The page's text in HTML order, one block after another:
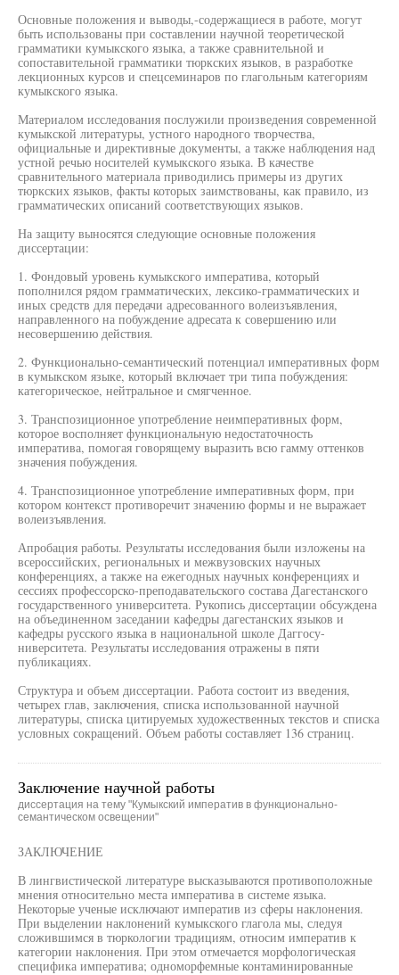
Основные положения и выводы,-содержащиеся в работе, могут
быть использованы при составлении научной теоретической
грамматики кумыкского языка, а также сравнительной и
сопоставительной грамматики тюркских языков, в разработке
лекционных курсов и спецсеминаров по глагольным категориям
кумыкского языка.
Материалом исследования послужили произведения современной
кумыкской литературы, устного народного творчества,
официальные и директивные документы, а также наблюдения над
устной речью носителей кумыкского языка. В качестве
сравнительного материала приводились примеры из других
тюркских языков, факты которых заимствованы, как правило, из
грамматических описаний соответствующих языков.
На защиту выносятся следующие основные положения
диссертации:
1. Фондовый уровень кумыкского императива, который
пополнился рядом грамматических, лексико-грамматических и
иных средств для передачи адресованного волеизъявления,
направленного на побуждение адресата к совершению или
несовершению действия.
2. Функционально-семантический потенциал императивных форм
в кумыкском языке, который включает три типа побуждения:
категорическое, нейтральное и смягченное.
3. Транспозиционное употребление неимперативных форм,
которое восполняет функциональную недостаточность
императива, помогая говорящему выразить всю гамму оттенков
значения побуждения.
4. Транспозиционное употребление императивных форм, при
котором контекст противоречит значению формы и не выражает
волеизъявления.
Апробация работы. Результаты исследования были изложены на
всероссийских, региональных и межвузовских научных
конференциях, а также на ежегодных научных конференциях и
сессиях профессорско-преподавательского состава Дагестанского
государственного университета. Рукопись диссертации обсуждена
на объединенном заседании кафедры дагестанских языков и
кафедры русского языка в национальной школе Даггосу-
ниверситета. Результаты исследования отражены в пяти
публикациях.
Структура и объем диссертации. Работа состоит из введения,
четырех глав, заключения, списка использованной научной
литературы, списка цитируемых художественных текстов и списка
условных сокращений. Объем работы составляет 136 страниц.
Заключение научной работы
диссертация на тему "Кумыкский императив в функционально-
семантическом освещении"
ЗАКЛЮЧЕНИЕ
В лингвистической литературе высказываются противоположные
мнения относительно места императива в системе языка.
Некоторые ученые исключают императив из сферы наклонения.
При выделении наклонений кумыкского глагола мы, следуя
сложившимся в тюркологии традициям, относим императив к
категории наклонения. При этом отмечается морфологическая
специфика императива; одноморфемные контаминированные